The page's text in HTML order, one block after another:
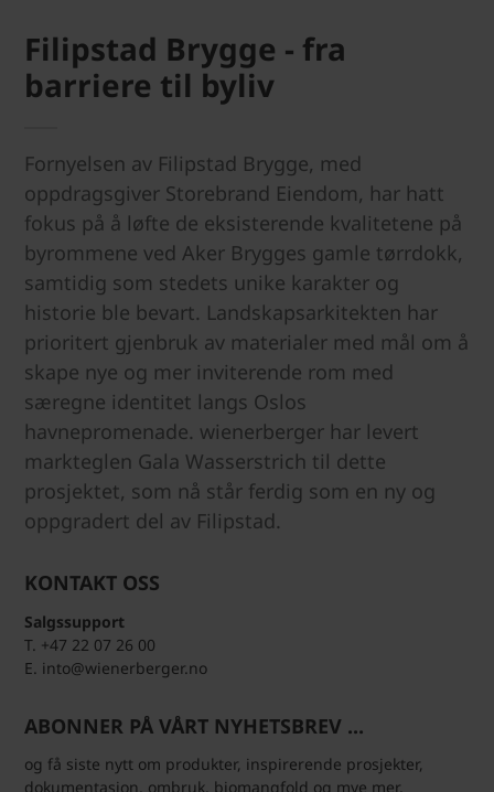
Filipstad Brygge - fra
barriere til byliv
Fornyelsen av Filipstad Brygge, med
oppdragsgiver Storebrand Eiendom, har hatt
fokus på å løfte de eksisterende kvalitetene på
byrommene ved Aker Brygges gamle tørrdokk,
samtidig som stedets unike karakter og
historie ble bevart. Landskapsarkitekten har
prioritert gjenbruk av materialer med mål om å
skape nye og mer inviterende rom med
særegne identitet langs Oslos
havnepromenade. wienerberger har levert
markteglen Gala Wasserstrich til dette
prosjektet, som nå står ferdig som en ny og
oppgradert del av Filipstad.
KONTAKT OSS
Salgssupport
T. +47 22 07 26 00
E. into@wienerberger.no
ABONNER PÅ VÅRT NYHETSBREV ...
og få siste nytt om produkter, inspirerende prosjekter,
dokumentasjon, ombruk, biomangfold og mye mer.